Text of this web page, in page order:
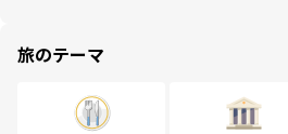
旅のテーマ